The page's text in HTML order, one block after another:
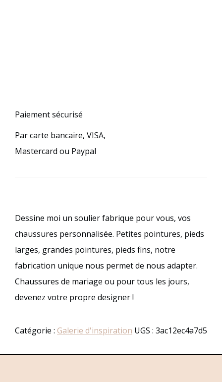
Paiement sécurisé
Par carte bancaire, VISA,
Mastercard ou Paypal
Dessine moi un soulier fabrique pour vous, vos
chaussures personnalisée. Petites pointures, pieds
larges, grandes pointures, pieds fins, notre
fabrication unique nous permet de nous adapter.
Chaussures de mariage ou pour tous les jours,
devenez votre propre designer !
Catégorie : Galerie d'inspiration UGS : 3ac12ec4a7d5